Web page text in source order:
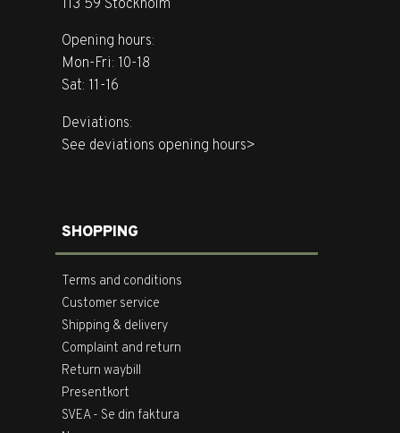
113 59 Stockholm
Opening hours:
Mon-Fri: 10-18
Sat: 11-16
Deviations:
See deviations opening hours>
SHOPPING
Terms and conditions
Customer service
Shipping & delivery
Complaint and return
Return waybill
Presentkort
SVEA - Se din faktura